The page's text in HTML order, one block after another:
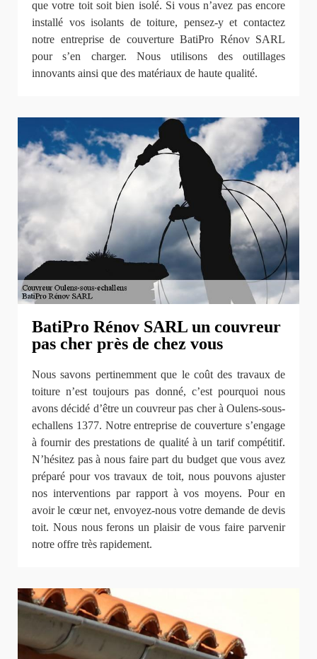
que votre toit soit bien isolé. Si vous n’avez pas encore
installé vos isolants de toiture, pensez-y et contactez
notre entreprise de couverture BatiPro Rénov SARL
pour s’en charger. Nous utilisons des outillages
innovants ainsi que des matériaux de haute qualité.
BatiPro Rénov SARL un couvreur
pas cher près de chez vous
Nous savons pertinemment que le coût des travaux de
toiture n’est toujours pas donné, c’est pourquoi nous
avons décidé d’être un couvreur pas cher à Oulens-sous-
echallens 1377. Notre entreprise de couverture s’engage
à fournir des prestations de qualité à un tarif compétitif.
N’hésitez pas à nous faire part du budget que vous avez
préparé pour vos travaux de toit, nous pouvons ajuster
nos interventions par rapport à vos moyens. Pour en
avoir le cœur net, envoyez-nous votre demande de devis
toit. Nous nous ferons un plaisir de vous faire parvenir
notre offre très rapidement.